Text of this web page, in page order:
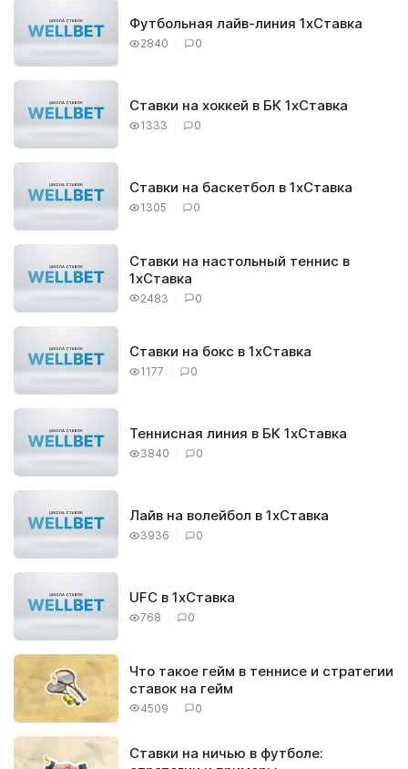
2840 0
Футбольная лайв-линия 1хСтавка
1333 0
Ставки на хоккей в БК 1хСтавка
1305 0
Ставки на баскетбол в 1хСтавка
2483 0
Ставки на настольный теннис в
1хСтавка
1177 0
Ставки на бокс в 1хСтавка
3840 0
Теннисная линия в БК 1хСтавка
3936 0
Лайв на волейбол в 1хСтавка
768 0
UFC в 1хСтавка
4509 0
Что такое гейм в теннисе и стратегии
ставок на гейм
Ставки на ничью в футболе: